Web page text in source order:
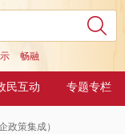
畅融
民互动 专题专栏
政策集成）